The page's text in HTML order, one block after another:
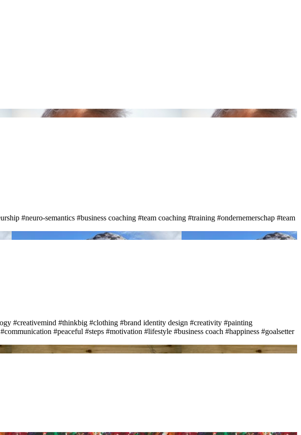
#neuro-semantics #business coaching #team coaching #training #ondernemerschap #team
#creativemind #thinkbig #clothing #brand identity design #creativity #painting
#communication #peaceful #steps #motivation #lifestyle #business coach #happiness #goalsetter